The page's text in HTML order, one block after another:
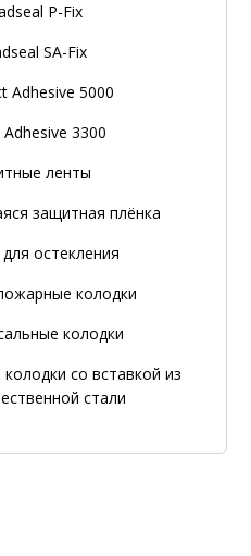
P-Fix
SA-Fix
Adhesive 5000
Adhesive 3300
ленты
защитная плёнка
остекления
колодки
колодки
со вставкой из
стали